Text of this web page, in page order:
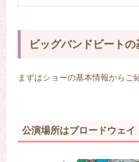
ビッグバンドビートの
まずはショーの基本情報からご
公演場所はブロードウェ